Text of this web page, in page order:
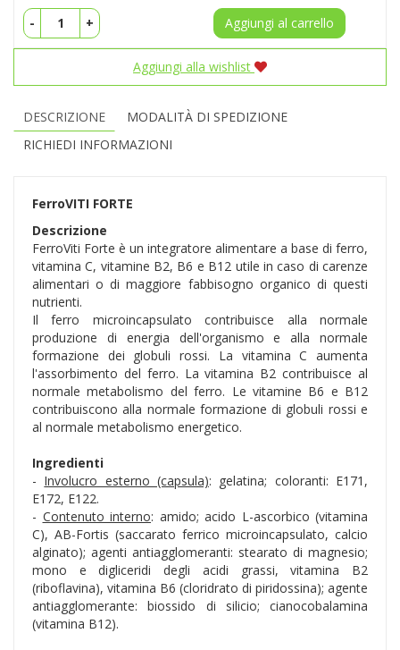
- + Aggiungi al carrello
Aggiungi alla wishlist
DESCRIZIONE
MODALITÀ DI SPEDIZIONE
RICHIEDI INFORMAZIONI
FerroVITI FORTE
Descrizione
FerroViti Forte è un integratore alimentare a base di ferro,
vitamina C, vitamine B2, B6 e B12 utile in caso di carenze
alimentari o di maggiore fabbisogno organico di questi
nutrienti.
Il ferro microincapsulato contribuisce alla normale
produzione di energia dell'organismo e alla normale
formazione dei globuli rossi. La vitamina C aumenta
l'assorbimento del ferro. La vitamina B2 contribuisce al
normale metabolismo del ferro. Le vitamine B6 e B12
contribuiscono alla normale formazione di globuli rossi e
al normale metabolismo energetico.
Ingredienti
- Involucro esterno (capsula): gelatina; coloranti: E171,
E172, E122.
- Contenuto interno: amido; acido L-ascorbico (vitamina
C), AB-Fortis (saccarato ferrico microincapsulato, calcio
alginato); agenti antiagglomeranti: stearato di magnesio;
mono e digliceridi degli acidi grassi, vitamina B2
(riboflavina), vitamina B6 (cloridrato di piridossina); agente
antiagglomerante: biossido di silicio; cianocobalamina
(vitamina B12).